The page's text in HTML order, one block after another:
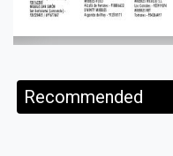
Recommended